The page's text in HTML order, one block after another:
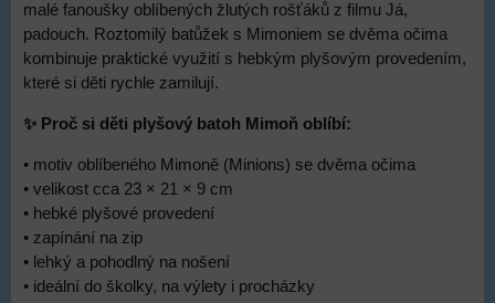
malé fanoušky oblíbených žlutých rošťáků z filmu Já,
padouch. Roztomilý batůžek s Mimoniem se dvěma očima
kombinuje praktické využití s hebkým plyšovým provedením,
které si děti rychle zamilují.
✨ Proč si děti plyšový batoh Mimoň oblíbí:
• motiv oblíbeného Mimoně (Minions) se dvěma očima
• velikost cca 23 × 21 × 9 cm
• hebké plyšové provedení
• zapínání na zip
• lehký a pohodlný na nošení
• ideální do školky, na výlety i procházky